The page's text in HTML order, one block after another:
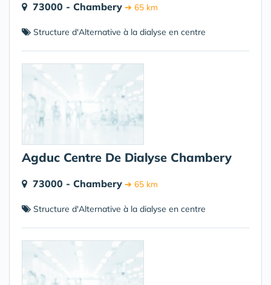
73000 - Chambery ➔ 65 km
Structure d'Alternative à la dialyse en centre
Agduc Centre De Dialyse Chambery
73000 - Chambery ➔ 65 km
Structure d'Alternative à la dialyse en centre